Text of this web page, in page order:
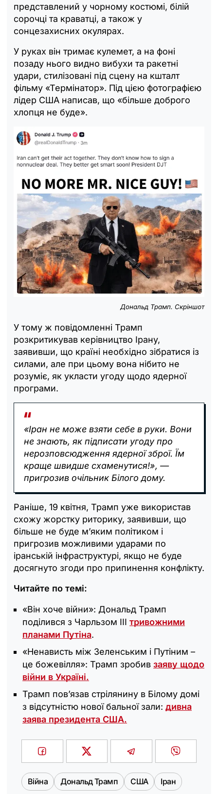
представлений у чорному костюмі, білій
сорочці та краватці, а також у
сонцезахисних окулярах.
У руках він тримає кулемет, а на фоні
позаду нього видно вибухи та ракетні
удари, стилізовані під сцену на кшталт
фільму «Термінатор». Під цією фотографією
лідер США написав, що «більше доброго
хлопця не буде».
Дональд Трамп. Скріншот
У тому ж повідомленні Трамп
розкритикував керівництво Ірану,
заявивши, що країні необхідно зібратися із
силами, але при цьому вона нібито не
розуміє, як укласти угоду щодо ядерної
програми.
«Іран не може взяти себе в руки. Вони
не знають, як підписати угоду про
нерозповсюдження ядерної зброї. Їм
краще швидше схаменутися!», —
пригрозив очільник Білого дому.
Раніше, 19 квітня, Трамп уже використав
схожу жорстку риторику, заявивши, що
більше не буде м’яким політиком і
пригрозив можливими ударами по
іранській інфраструктурі, якщо не буде
досягнуто згоди про припинення конфлікту.
Читайте по темі:
«Він хоче війни»: Дональд Трамп
поділився з Чарльзом III тривожними
планами Путіна.
«Ненависть між Зеленським і Путіним –
це божевілля»: Трамп зробив заяву щодо
війни в Україні.
Трамп пов’язав стрілянину в Білому домі
з відсутністю нової бальної зали: дивна
заява президента США.
Війна Дональд Трамп США Іран